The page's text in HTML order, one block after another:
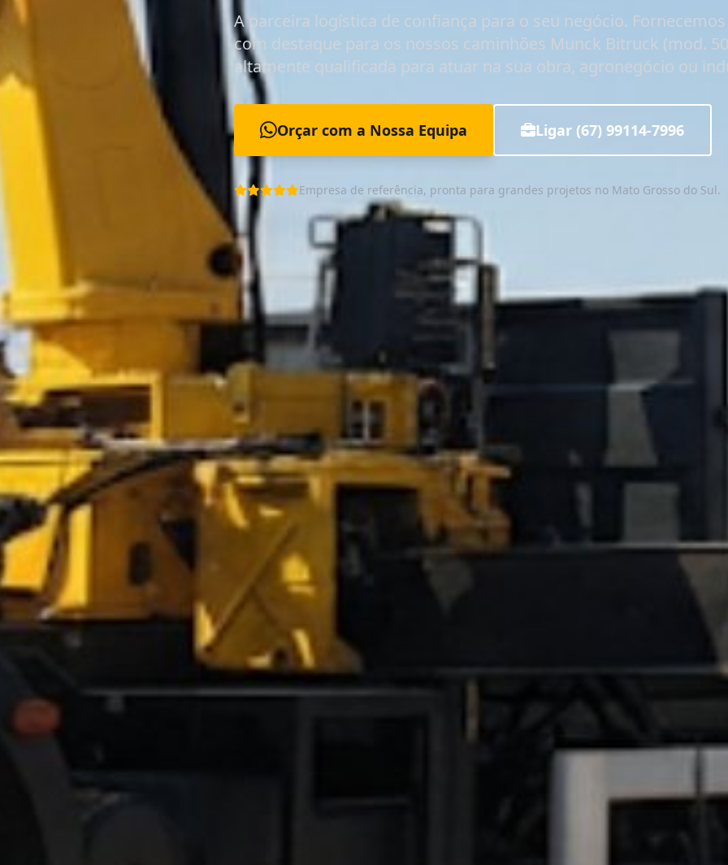
A parceira logística de confiança para o seu negócio.
com destaque para os nossos caminhões Munck Bitruck (mod.
altamente qualificada para atuar na sua obra, agronegócio ou
Orçar com a Nossa Equipa Ligar (67) 99114-7996
Empresa de referência, pronta para grandes projetos no Mato Grosso do Sul.